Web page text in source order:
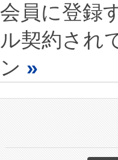
会員に登録
ル契約され
ン »